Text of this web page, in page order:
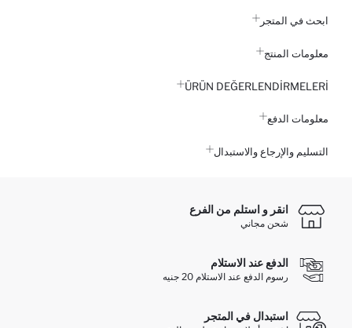
ابحث في المتجر
معلومات المنتج
ÜRÜN DEĞERLENDİRMELERİ
معلومات الدفع
التسليم والإرجاع والاستبدال
انقر و استلم من الفرع
شحن مجاني
الدفع عند الاستلام
رسوم الدفع عند الاستلام 20 جنيه
استبدال في المتجر